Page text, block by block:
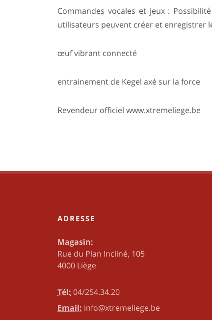
Commandes vocales et jeux :
utilisateurs peuvent créer et enregistrer
œuf vibrant connecté
entrainement de Kegel axé sur la force
Revendeur officiel www.xtremeliege.be
ADRESSE
Magasin:
Rue du Plan Incliné, 105
4000 Liège
Tél: 04/254.34.20
Email: info@xtremeliege.be